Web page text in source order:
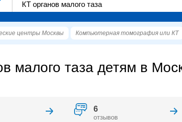
центры Москвы Компьютерная томография или КТ
малого таза детям в
6
отзывов